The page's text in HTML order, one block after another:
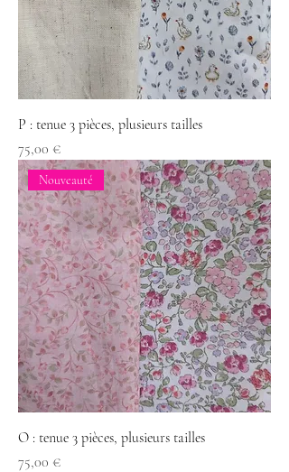
P : tenue 3 pièces, plusieurs tailles
Prix
75,00 €
Nouveauté
O : tenue 3 pièces, plusieurs tailles
Prix
75,00 €